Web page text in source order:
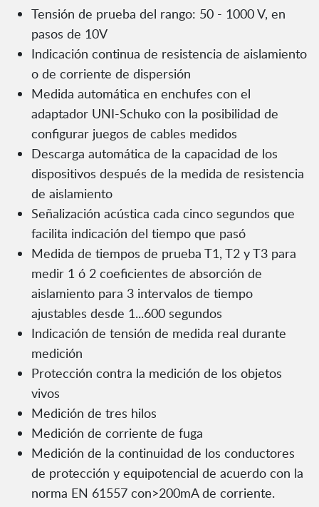
Tensión de prueba del rango: 50 - 1000 V, en
pasos de 10V
Indicación continua de resistencia de aislamiento
o de corriente de dispersión
Medida automática en enchufes con el
adaptador UNI-Schuko con la posibilidad de
configurar juegos de cables medidos
Descarga automática de la capacidad de los
dispositivos después de la medida de resistencia
de aislamiento
Señalización acústica cada cinco segundos que
facilita indicación del tiempo que pasó
Medida de tiempos de prueba T1, T2 y T3 para
medir 1 ó 2 coeficientes de absorción de
aislamiento para 3 intervalos de tiempo
ajustables desde 1...600 segundos
Indicación de tensión de medida real durante
medición
Protección contra la medición de los objetos
vivos
Medición de tres hilos
Medición de corriente de fuga
Medición de la continuidad de los conductores
de protección y equipotencial de acuerdo con la
norma EN 61557 con>200mA de corriente.